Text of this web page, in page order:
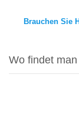
Brauchen Sie
Wo findet